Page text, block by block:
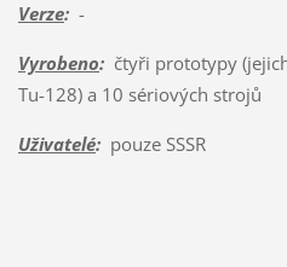
Verze:-
Vyrobeno:čtyři prototypy
Tu-128) a 10 sériových strojů
Uživatelé:pouze SSSR